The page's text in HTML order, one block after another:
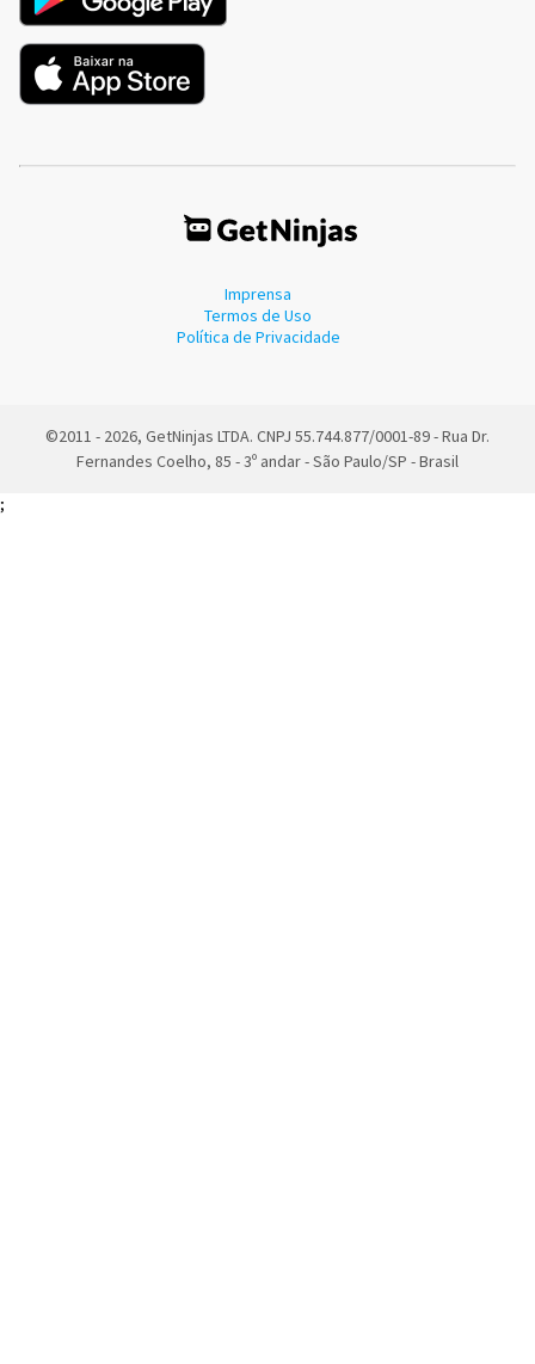
Imprensa
Termos de Uso
Política de Privacidade
©2011 - 2026, GetNinjas LTDA. CNPJ 55.744.877/0001-89 - Rua Dr.
Fernandes Coelho, 85 - 3º andar - São Paulo/SP - Brasil
;